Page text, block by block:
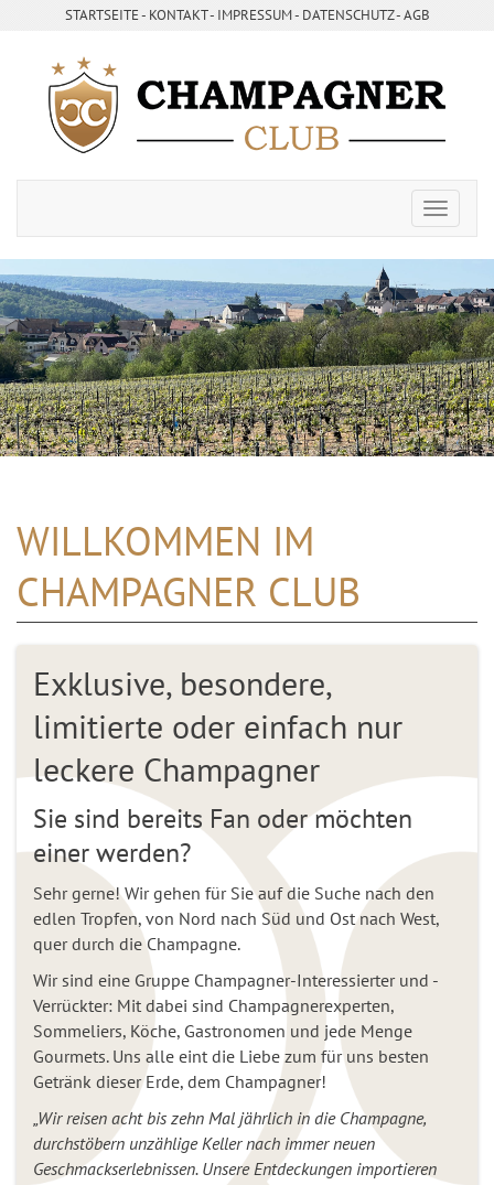
STARTSEITE- ­ KONTAKT- ­ IMPRESSUM- ­ DATENSCHUTZ-AGB
WILLKOMMEN IM
CHAMPAGNER CLUB
Exklusive, besondere,
limitierte oder einfach nur
leckere Champagner
Sie sind bereits Fan oder möchten
einer werden?
Sehr gerne! Wir gehen für Sie auf die Suche nach den
edlen Tropfen, von Nord nach Süd und Ost nach West,
quer durch die Champagne.
Wir sind eine Gruppe Champagner-Interessierter und -
Verrückter: Mit dabei sind Champagnerexperten,
Sommeliers, Köche, Gastronomen und jede Menge
Gourmets. Uns alle eint die Liebe zum für uns besten
Getränk dieser Erde, dem Champagner!
„Wir reisen acht bis zehn Mal jährlich in die Champagne,
durchstöbern unzählige Keller nach immer neuen
Geschmackserlebnissen. Unsere Entdeckungen importieren